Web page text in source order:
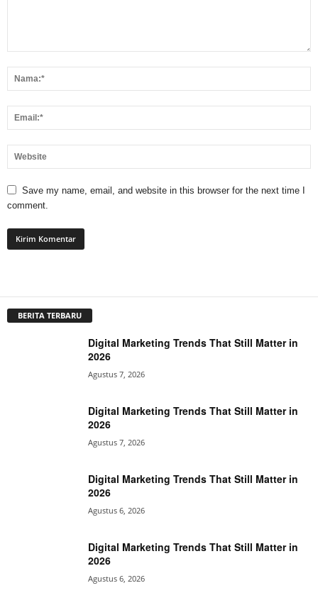
Save my name, email, and website in this browser for the next time I
comment.
BERITA TERBARU
Digital Marketing Trends That Still Matter in
2026
Agustus 7, 2026
Digital Marketing Trends That Still Matter in
2026
Agustus 7, 2026
Digital Marketing Trends That Still Matter in
2026
Agustus 6, 2026
Digital Marketing Trends That Still Matter in
2026
Agustus 6, 2026